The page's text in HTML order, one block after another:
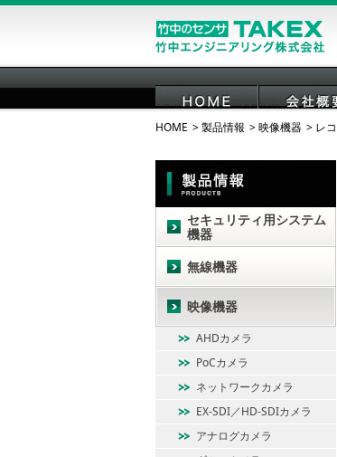
HOME 会社概要
HOME 製品情報 映像機器 レ
セキュリティ用システム
機器
無線機器
映像機器
AHDカメラ
PoCカメラ
ネットワークカメラ
EX-SDI／HD-SDIカメラ
アナログカメラ